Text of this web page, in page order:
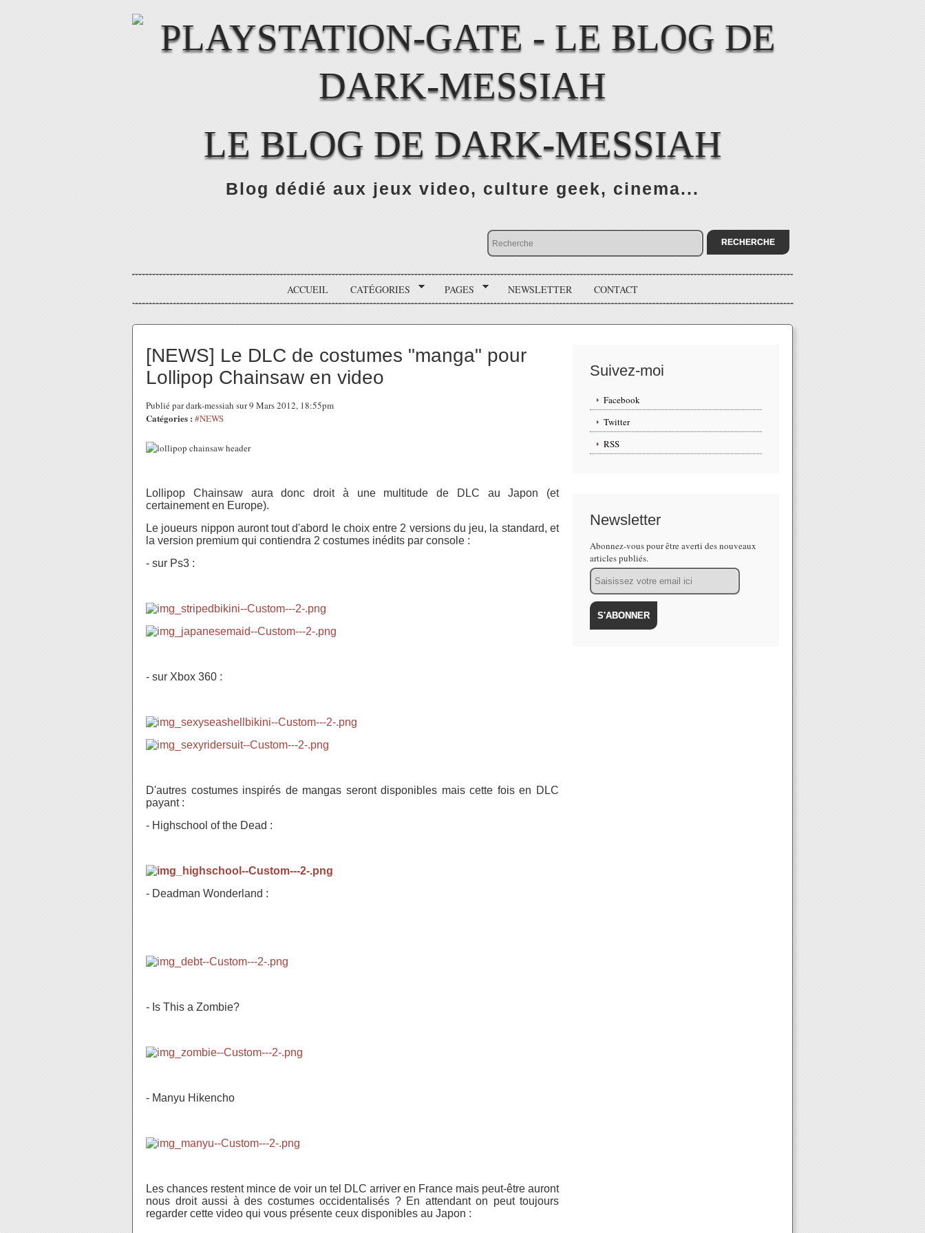
LE BLOG DE DARK-MESSIAH
Blog dédié aux jeux video, culture geek, cinema...
ACCUEIL CATÉGORIES PAGES NEWSLETTER CONTACT
[NEWS] Le DLC de costumes "manga" pour
Lollipop Chainsaw en video
Publié par dark-messiah sur 9 Mars 2012, 18:55pm
Catégories : #NEWS
Lollipop Chainsaw aura donc droit à une multitude de DLC au Japon (et
certainement en Europe).
Le joueurs nippon auront tout d'abord le choix entre 2 versions du jeu, la standard, et
la version premium qui contiendra 2 costumes inédits par console :
- sur Ps3 :
- sur Xbox 360 :
D'autres costumes inspirés de mangas seront disponibles mais cette fois en DLC
payant :
- Highschool of the Dead :
- Deadman Wonderland :
- Is This a Zombie?
- Manyu Hikencho
Les chances restent mince de voir un tel DLC arriver en France mais peut-être auront
nous droit aussi à des costumes occidentalisés ? En attendant on peut toujours
regarder cette video qui vous présente ceux disponibles au Japon :
Suivez-moi
Facebook
Twitter
RSS
Newsletter
Abonnez-vous pour être averti des nouveaux
articles publiés.
Email